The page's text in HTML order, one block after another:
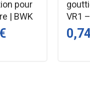
se pose la queue à pointe
ou visse sur chevron,
elle pour tous types de
pour
| BWK
VR1